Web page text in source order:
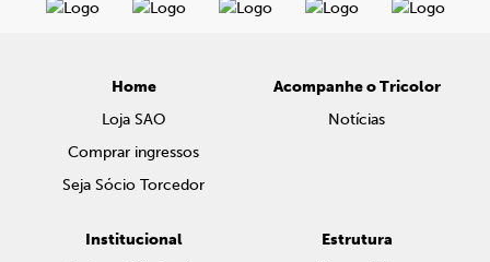
Home
Loja SAO
Comprar ingressos
Seja Sócio Torcedor
Acompanhe o Tricolor
Notícias
Institucional
Estrutura